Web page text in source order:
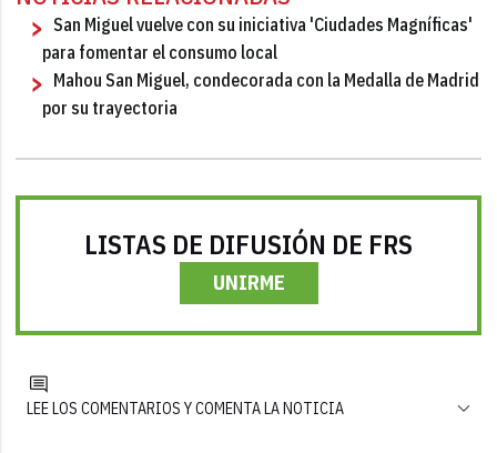
San Miguel vuelve con su iniciativa 'Ciudades Magníficas'
para fomentar el consumo local
Mahou San Miguel, condecorada con la Medalla de Madrid
por su trayectoria
LISTAS DE DIFUSIÓN DE FRS
UNIRME
LEE LOS COMENTARIOS Y COMENTA LA NOTICIA